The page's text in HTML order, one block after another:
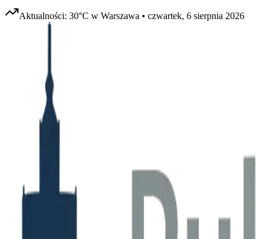
Aktualności: 30°C w Warszawa • czwartek, 6 sierpnia 2026